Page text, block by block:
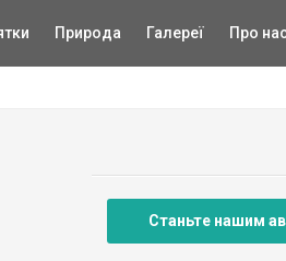
Природа Галереї Про
Станьте нашим